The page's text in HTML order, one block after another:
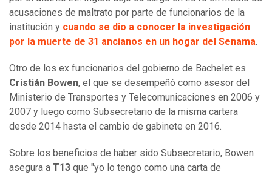
acusaciones de maltrato por parte de funcionarios de la
institución y cuando se dio a conocer la investigación
por la muerte de 31 ancianos en un hogar del Senama
Otro de los ex funcionarios del gobierno de Bachelet es
Cristián Bowen, el que se desempeñó como asesor del
Ministerio de Transportes y Telecomunicaciones en 2006 y
2007 y luego como Subsecretario de la misma cartera
desde 2014 hasta el cambio de gabinete en 2016.
Sobre los beneficios de haber sido Subsecretario, Bowen
asegura a T13 que "yo lo tengo como una carta de